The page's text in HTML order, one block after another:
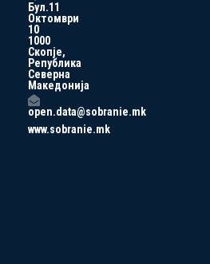
Бул.11
Октомври
10
1000
Скопје,
Република
Северна
Македонија
open.data@sobranie.mk
www.sobranie.mk